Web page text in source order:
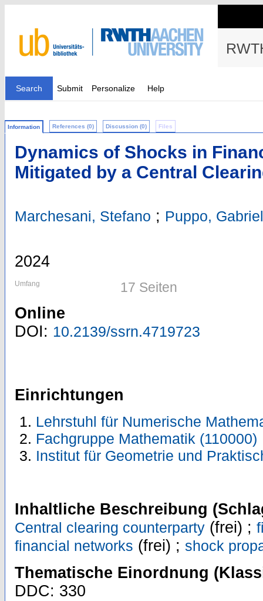
Search Submit Personalize Help
Information References (0) Discussion (0) Files
Dynamics of Shocks in
Mitigated by a Central
Marchesani, Stefano ; Puppo,
2024
Umfang 17 Seiten
Online
DOI: 10.2139/ssrn.4719723
Einrichtungen
Lehrstuhl für Numerische
Fachgruppe Mathematik (110000)
Institut für Geometrie und
Inhaltliche Beschreibung
Central clearing counterparty (frei) ;
financial networks (frei) ; shock
Thematische Einordnung
DDC: 330